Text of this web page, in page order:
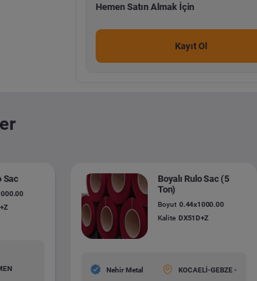
Hemen Satın Almak İçin
Kayıt Ol
Sac
Boyalı Rulo Sac (5
Ton)
Boyut 0.44x1000.00
Kalite DX51D+Z
Nehir Metal KOCAELİ-GEBZE -